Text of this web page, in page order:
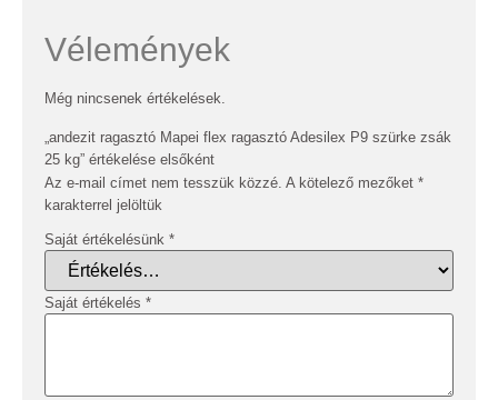
Vélemények
Még nincsenek értékelések.
„andezit ragasztó Mapei flex ragasztó Adesilex P9 szürke zsák
25 kg” értékelése elsőként
Az e-mail címet nem tesszük közzé. A kötelező mezőket *
karakterrel jelöltük
Saját értékelésünk *
Saját értékelés *